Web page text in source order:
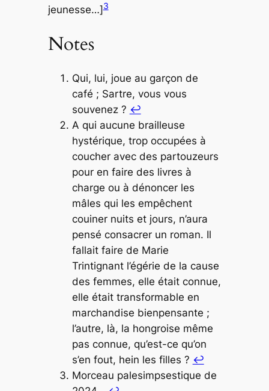
jeunesse…]3
Notes
Qui, lui, joue au garçon de
café ; Sartre, vous vous
souvenez ? ↩︎
A qui aucune brailleuse
hystérique, trop occupées à
coucher avec des partouzeurs
pour en faire des livres à
charge ou à dénoncer les
mâles qui les empêchent
couiner nuits et jours, n’aura
pensé consacrer un roman. Il
fallait faire de Marie
Trintignant l’égérie de la cause
des femmes, elle était connue,
elle était transformable en
marchandise bienpensante ;
l’autre, là, la hongroise même
pas connue, qu’est-ce qu’on
s’en fout, hein les filles ? ↩︎
Morceau palesimpsestique de